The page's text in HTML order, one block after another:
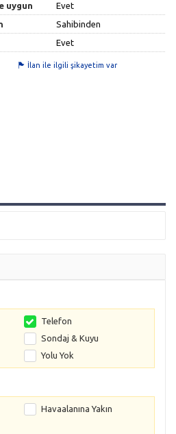
uygun
Evet
Sahibinden
Evet
İlan ile ilgili şikayetim var
Telefon
Sondaj & Kuyu
Yolu Yok
Havaalanına Yakın